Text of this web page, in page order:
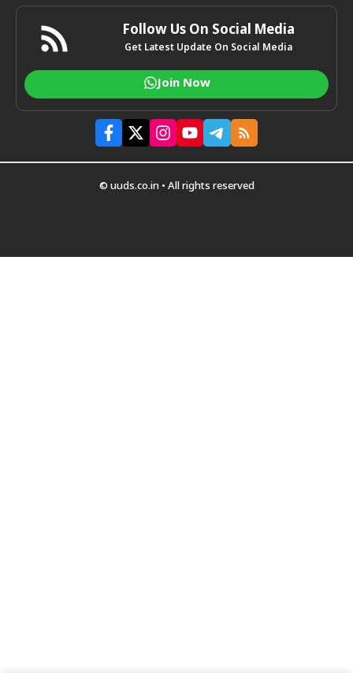
Follow Us On Social Media
Get Latest Update On Social Media
Join Now
© uuds.co.in • All rights reserved